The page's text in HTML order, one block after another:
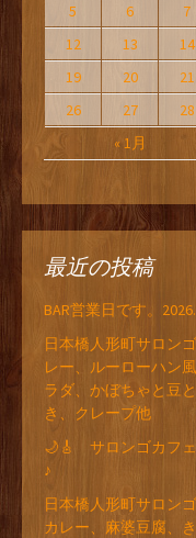
« 1月
5
6 7
12
13 14
19
20 21
26
27 28
最近の投稿
BAR営業日です。
日本橋人形町サロン
レー、ルーローハン
ラダ、かぼちゃと豆
き、クレープ他
🌙🎸 サロンゴカフ
♪
日本橋人形町サロン
カレー、麻婆豆腐、